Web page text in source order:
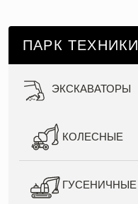
ПАРК ТЕХНИКИ
ЭКСКАВАТОРЫ
КОЛЕСНЫЕ
ГУСЕНИЧНЫЕ